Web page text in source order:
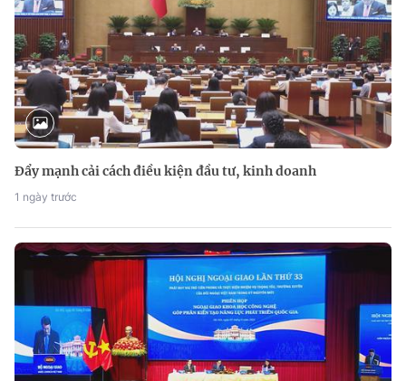
Đẩy mạnh cải cách điều kiện đầu tư, kinh doanh
1 ngày trước